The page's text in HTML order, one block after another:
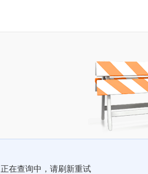
正在查询中，请刷新重试